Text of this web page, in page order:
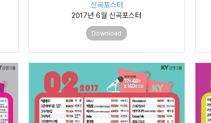
신곡포스터
2017년 6월 신곡포스터
Download